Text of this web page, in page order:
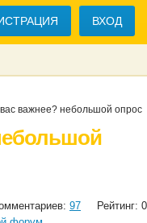
ВХОД
важнее? небольшой опрос
97
Рейтинг: 0